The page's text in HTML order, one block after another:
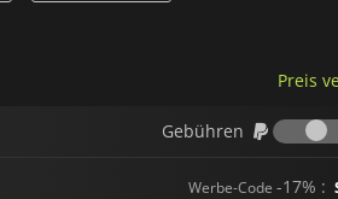
Preis
Gebühren
Werbe-Code -17% :